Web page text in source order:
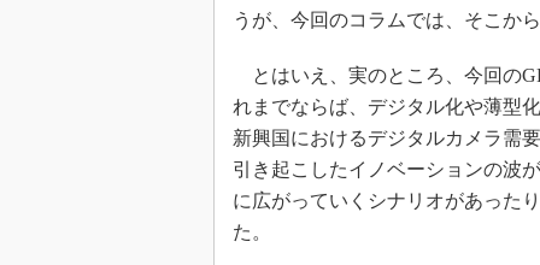
うが、今回のコラムでは、そこか
とはいえ、実のところ、今回の
れまでならば、デジタル化や薄型
新興国におけるデジタルカメラ需
引き起こしたイノベーションの波
に広がっていくシナリオがあった
た。